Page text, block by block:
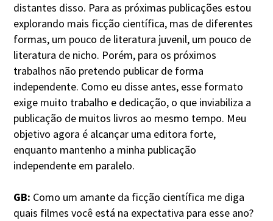
distantes disso. Para as próximas publicações estou
explorando mais ficção científica, mas de diferentes
formas, um pouco de literatura juvenil, um pouco de
literatura de nicho. Porém, para os próximos
trabalhos não pretendo publicar de forma
independente. Como eu disse antes, esse formato
exige muito trabalho e dedicação, o que inviabiliza a
publicação de muitos livros ao mesmo tempo. Meu
objetivo agora é alcançar uma editora forte,
enquanto mantenho a minha publicação
independente em paralelo.
GB: Como um amante da ficção científica me diga
quais filmes você está na expectativa para esse ano?